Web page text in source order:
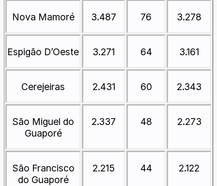
Nova Mamoré 3.487 76 3.278
Espigão D’Oeste 3.271 64 3.161
Cerejeiras 2.431 60 2.343
São Miguel do
Guaporé
2.337 48 2.273
São Francisco
do Guaporé
2.215 44 2.122